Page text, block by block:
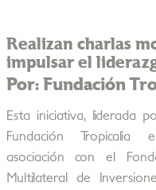
Realizan charlas
impulsar el
Por: Fundación
Esta iniciativa, liderada
Fundación Tropicalia
asociación con el
Multilateral de